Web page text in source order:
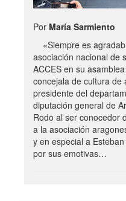
Por María Sarmiento
«Siempre es
asociación nacional de
ACCES en su
concejala de cultura de
presidente del
diputación general de
Rodo al ser conocedor
a la asociación
y en especial a
por sus emotivas…